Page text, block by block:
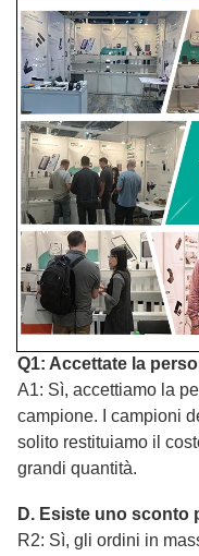
Q1: Accettate la
A1: Sì, accettiamo la
campione. I campioni
solito restituiamo il
grandi quantità.
D. Esiste uno sconto
R2: Sì, gli ordini in